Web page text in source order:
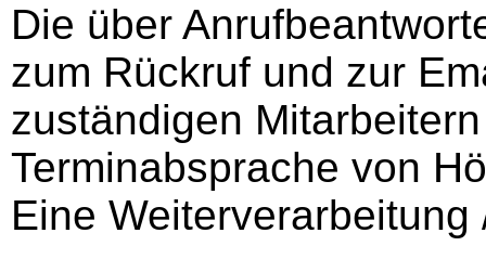
Die über
zum Rückruf und zur
zuständigen
Terminabsprache von
Eine